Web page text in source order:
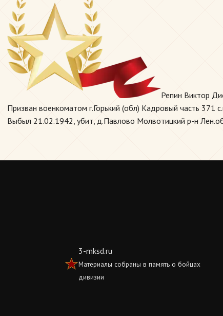
Репин Виктор
Призван военкоматом г.Горький (обл) Кадровый часть 371
Выбыл 21.02.1942, убит, д.Павлово Молвотицкий р-н
3-mksd.ru
Материалы собраны в память о бойцах
дивизии